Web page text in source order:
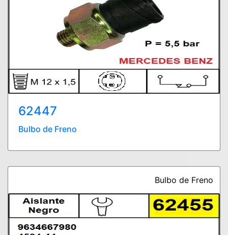
62447
Bulbo de Freno
Bulbo de Freno